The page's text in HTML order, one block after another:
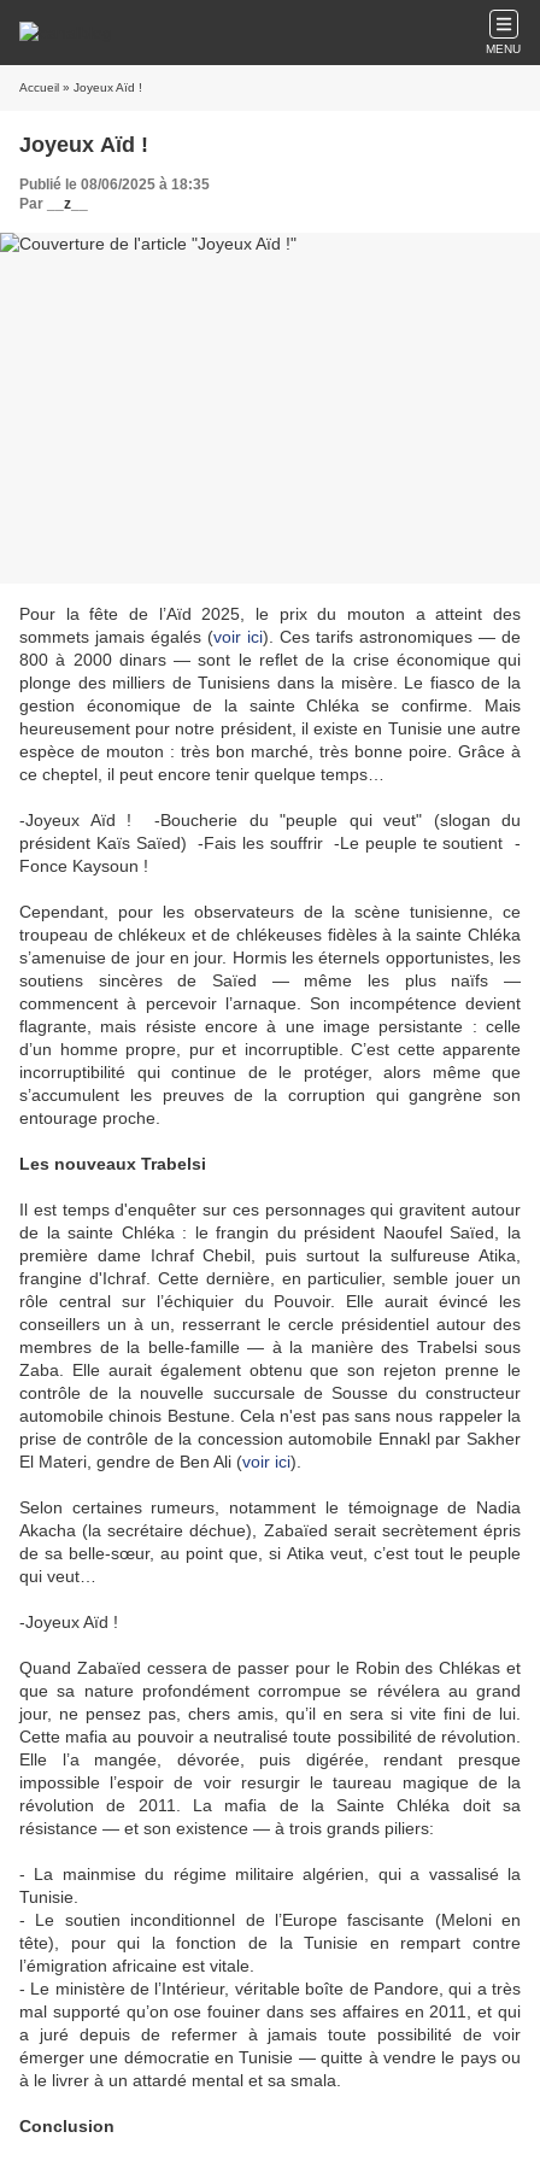
MENU
Accueil » Joyeux Aïd !
Joyeux Aïd !
Publié le 08/06/2025 à 18:35
Par
__z__
Pour la fête de l’Aïd 2025, le prix du mouton a atteint des
sommets jamais égalés (voir ici). Ces tarifs astronomiques — de
800 à 2000 dinars — sont le reflet de la crise économique qui
plonge des milliers de Tunisiens dans la misère. Le fiasco de la
gestion économique de la sainte Chléka se confirme. Mais
heureusement pour notre président, il existe en Tunisie une autre
espèce de mouton : très bon marché, très bonne poire. Grâce à
ce cheptel, il peut encore tenir quelque temps…
-Joyeux Aïd ! -Boucherie du "peuple qui veut" (slogan du
président Kaïs Saïed) -Fais les souffrir -Le peuple te soutient -
Fonce Kaysoun !
Cependant, pour les observateurs de la scène tunisienne, ce
troupeau de chlékeux et de chlékeuses fidèles à la sainte Chléka
s’amenuise de jour en jour. Hormis les éternels opportunistes, les
soutiens sincères de Saïed — même les plus naïfs —
commencent à percevoir l’arnaque. Son incompétence devient
flagrante, mais résiste encore à une image persistante : celle
d’un homme propre, pur et incorruptible. C’est cette apparente
incorruptibilité qui continue de le protéger, alors même que
s’accumulent les preuves de la corruption qui gangrène son
entourage proche.
Les nouveaux Trabelsi
Il est temps d'enquêter sur ces personnages qui gravitent autour
de la sainte Chléka : le frangin du président Naoufel Saïed, la
première dame Ichraf Chebil, puis surtout la sulfureuse Atika,
frangine d'Ichraf. Cette dernière, en particulier, semble jouer un
rôle central sur l’échiquier du Pouvoir. Elle aurait évincé les
conseillers un à un, resserrant le cercle présidentiel autour des
membres de la belle-famille — à la manière des Trabelsi sous
Zaba. Elle aurait également obtenu que son rejeton prenne le
contrôle de la nouvelle succursale de Sousse du constructeur
automobile chinois Bestune. Cela n'est pas sans nous rappeler la
prise de contrôle de la concession automobile Ennakl par Sakher
El Materi, gendre de Ben Ali (voir ici).
Selon certaines rumeurs, notamment le témoignage de Nadia
Akacha (la secrétaire déchue), Zabaïed serait secrètement épris
de sa belle-sœur, au point que, si Atika veut, c’est tout le peuple
qui veut…
-Joyeux Aïd !
Quand Zabaïed cessera de passer pour le Robin des Chlékas et
que sa nature profondément corrompue se révélera au grand
jour, ne pensez pas, chers amis, qu’il en sera si vite fini de lui.
Cette mafia au pouvoir a neutralisé toute possibilité de révolution.
Elle l’a mangée, dévorée, puis digérée, rendant presque
impossible l’espoir de voir resurgir le taureau magique de la
révolution de 2011. La mafia de la Sainte Chléka doit sa
résistance — et son existence — à trois grands piliers:
- La mainmise du régime militaire algérien, qui a vassalisé la
Tunisie.
- Le soutien inconditionnel de l’Europe fascisante (Meloni en
tête), pour qui la fonction de la Tunisie en rempart contre
l’émigration africaine est vitale.
- Le ministère de l’Intérieur, véritable boîte de Pandore, qui a très
mal supporté qu’on ose fouiner dans ses affaires en 2011, et qui
a juré depuis de refermer à jamais toute possibilité de voir
émerger une démocratie en Tunisie — quitte à vendre le pays ou
à le livrer à un attardé mental et sa smala.
Conclusion